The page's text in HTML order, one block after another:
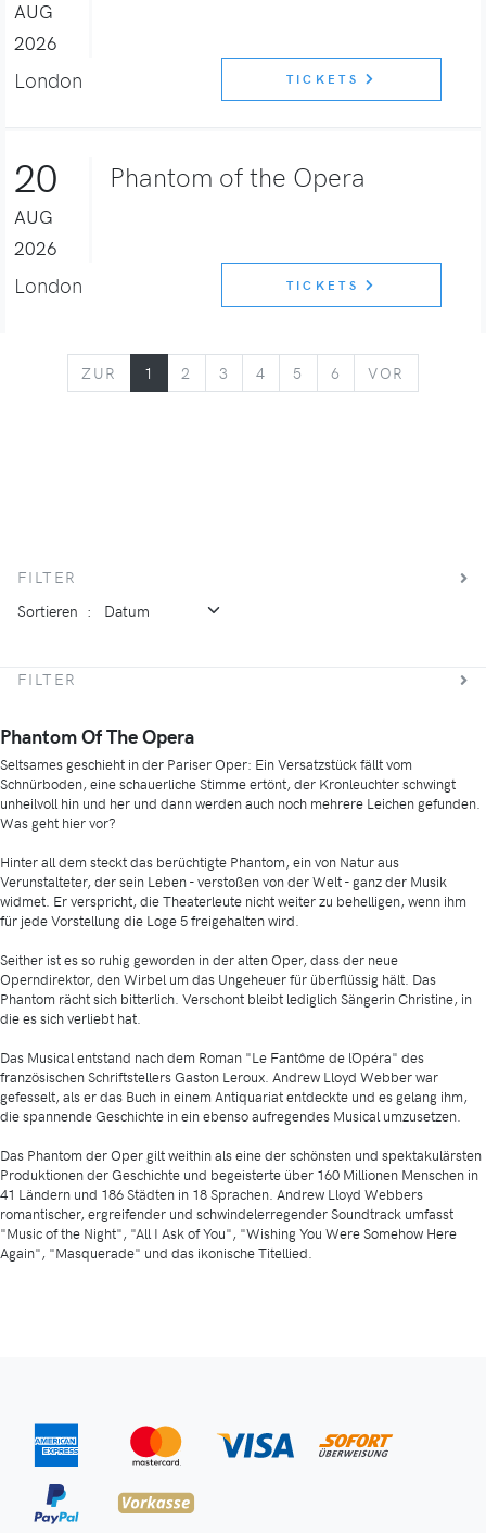
AUG
2026
London TICKETS
20
AUG
2026
Phantom of the Opera
London TICKETS
ZUR ZURÜCK
1 2 3 4 5 6 VOR
FILTER
Sortieren :
FILTER
Phantom Of The Opera
Seltsames geschieht in der Pariser Oper: Ein Versatzstück fällt vom
Schnürboden, eine schauerliche Stimme ertönt, der Kronleuchter schwingt
unheilvoll hin und her und dann werden auch noch mehrere Leichen gefunden.
Was geht hier vor?
Hinter all dem steckt das berüchtigte Phantom, ein von Natur aus
Verunstalteter, der sein Leben - verstoßen von der Welt - ganz der Musik
widmet. Er verspricht, die Theaterleute nicht weiter zu behelligen, wenn ihm
für jede Vorstellung die Loge 5 freigehalten wird.
Seither ist es so ruhig geworden in der alten Oper, dass der neue
Operndirektor, den Wirbel um das Ungeheuer für überflüssig hält. Das
Phantom rächt sich bitterlich. Verschont bleibt lediglich Sängerin Christine, in
die es sich verliebt hat.
Das Musical entstand nach dem Roman "Le Fantôme de l´Opéra" des
französischen Schriftstellers Gaston Leroux. Andrew Lloyd Webber war
gefesselt, als er das Buch in einem Antiquariat entdeckte und es gelang ihm,
die spannende Geschichte in ein ebenso aufregendes Musical umzusetzen.
Das Phantom der Oper gilt weithin als eine der schönsten und spektakulärsten
Produktionen der Geschichte und begeisterte über 160 Millionen Menschen in
41 Ländern und 186 Städten in 18 Sprachen. Andrew Lloyd Webbers
romantischer, ergreifender und schwindelerregender Soundtrack umfasst
"Music of the Night", "All I Ask of You", "Wishing You Were Somehow Here
Again", "Masquerade" und das ikonische Titellied.